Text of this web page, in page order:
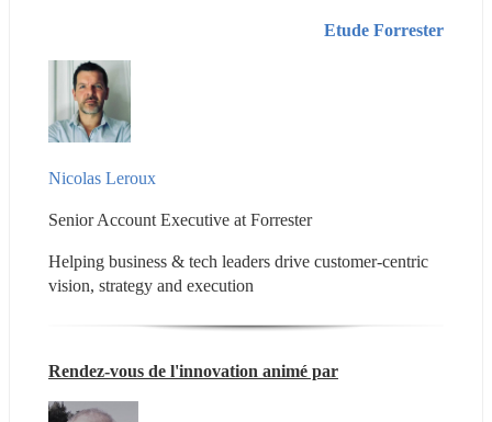
Etude Forrester
Nicolas Leroux
Senior Account Executive at Forrester
Helping business & tech leaders drive customer-centric
vision, strategy and execution
Rendez-vous de l'innovation animé par